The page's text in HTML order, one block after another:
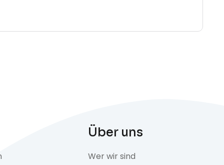
Über uns
Wer wir sind